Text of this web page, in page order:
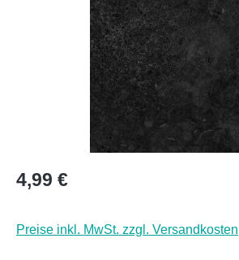
Regulärer Preis:
4,99 €
Preise inkl. MwSt. zzgl. Versandkosten